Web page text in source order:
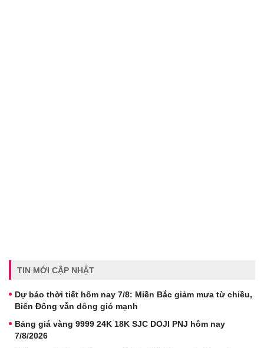
TIN MỚI CẬP NHẬT
Dự báo thời tiết hôm nay 7/8: Miền Bắc giảm mưa từ chiều,
Biển Đông vẫn dông gió mạnh
Bảng giá vàng 9999 24K 18K SJC DOJI PNJ hôm nay
7/8/2026